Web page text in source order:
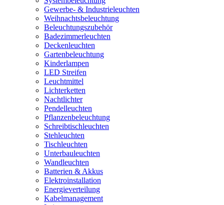
Gewerbe- & Industrieleuchten
Weihnachtsbeleuchtung
Beleuchtungszubehör
Badezimmerleuchten
Deckenleuchten
Gartenbeleuchtung
Kinderlampen
LED Streifen
Leuchtmittel
Lichterketten
Nachtlichter
Pendelleuchten
Pflanzenbeleuchtung
Schreibtischleuchten
Stehleuchten
Tischleuchten
Unterbauleuchten
Wandleuchten
Batterien & Akkus
Elektroinstallation
Energieverteilung
Kabelmanagement